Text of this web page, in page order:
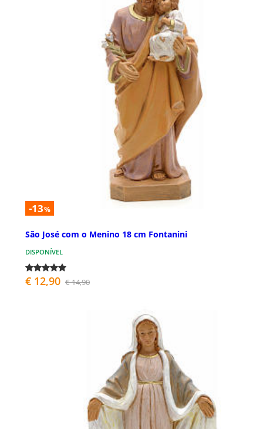
-13%
São José com o Menino 18 cm Fontanini
DISPONÍVEL
€ 12,90 € 14,90